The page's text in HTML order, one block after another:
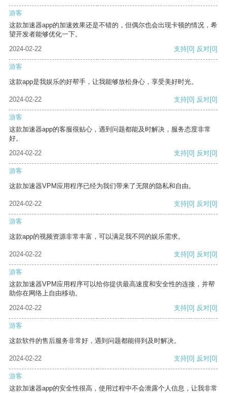
游客
这款加速器app的加速效果还是不错的，但偶尔也会出现卡顿的情况，希
望开发者能够优化一下。
2024-02-22
支持[0] 反对[0]
游客
这款app是我娱乐的好帮手，让我能够放松身心，享受美好时光。
2024-02-22 支持[0] 反对[0]
游客
这款加速器app的客服很贴心，遇到问题都能及时解决，服务态度非常
好。
2024-02-22
支持[0] 反对[0]
游客
这款加速器VPM应用程序已经为我们带来了无限的隐私和自由。
2024-02-22 支持[0] 反对[0]
游客
这款app的视频资源非常丰富，可以满足我不同的娱乐需求。
2024-02-22 支持[0] 反对[0]
游客
这款加速器VPM应用程序可以给你提供最高速度和安全性的连接，并帮
助你在网络上自由移动。
2024-02-22
支持[0] 反对[0]
游客
这款软件的售后服务非常好，遇到问题都能得到及时解决。
2024-02-22 支持[0] 反对[0]
游客
这款加速器app的安全性很高，使用过程中不会泄露个人信息，让我非常